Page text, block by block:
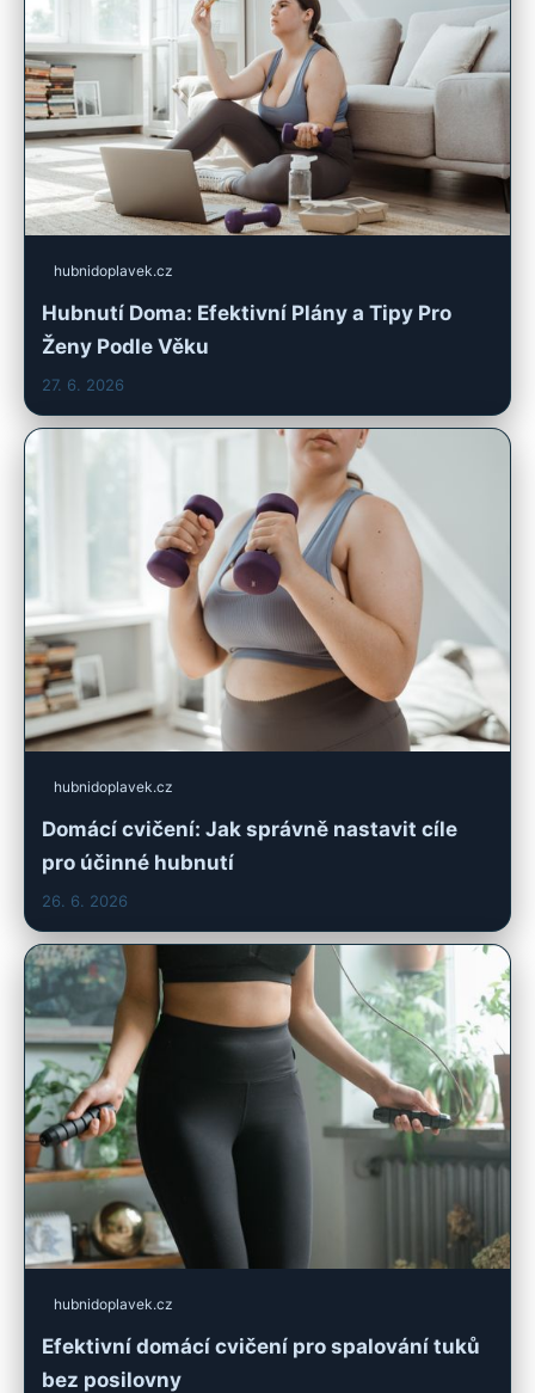
hubnidoplavek.cz
Hubnutí Doma: Efektivní Plány a Tipy Pro
Ženy Podle Věku
27. 6. 2026
hubnidoplavek.cz
Domácí cvičení: Jak správně nastavit cíle
pro účinné hubnutí
26. 6. 2026
hubnidoplavek.cz
Efektivní domácí cvičení pro spalování tuků
bez posilovny